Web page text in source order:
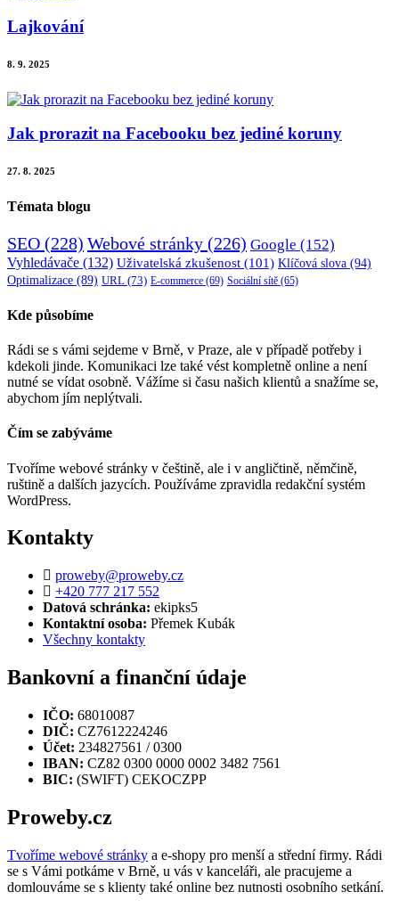
Lajkování
8. 9. 2025
Jak prorazit na Facebooku bez jediné koruny
27. 8. 2025
Témata blogu
SEO (228) Webové stránky (226) Google (152)
Vyhledávače (132) Uživatelská zkušenost (101) Klíčová slova (94)
Optimalizace (89) URL (73) E-commerce (69) Sociální sítě (65)
Kde působíme
Rádi se s vámi sejdeme v Brně, v Praze, ale v případě potřeby i
kdekoli jinde. Komunikaci lze také vést kompletně online a není
nutné se vídat osobně. Vážíme si času našich klientů a snažíme se,
abychom jím neplýtvali.
Čím se zabýváme
Tvoříme webové stránky v češtině, ale i v angličtině, němčině,
ruštině a dalších jazycích. Používáme zpravidla redakční systém
WordPress.
Kontakty
proweby@proweby.cz
+420 777 217 552
Datová schránka: ekipks5
Kontaktní osoba: Přemek Kubák
Všechny kontakty
Bankovní a finanční údaje
IČO: 68010087
DIČ: CZ7612224246
Účet: 234827561 / 0300
IBAN: CZ82 0300 0000 0002 3482 7561
BIC: (SWIFT) CEKOCZPP
Proweby.cz
Tvoříme webové stránky a e-shopy pro menší a střední firmy. Rádi
se s Vámi potkáme v Brně, u vás v kanceláři, ale pracujeme a
domlouváme se s klienty také online bez nutnosti osobního setkání.